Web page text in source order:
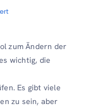
zum Ändern der
wichtig, die
Es gibt viele
zu sein, aber